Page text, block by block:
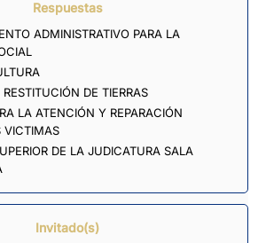
Respuestas
ADMINISTRATIVO PARA LA
DE TIERRAS
LA ATENCIÓN Y REPARACIÓN
VICTIMAS
DE LA JUDICATURA SALA
Invitado(s)